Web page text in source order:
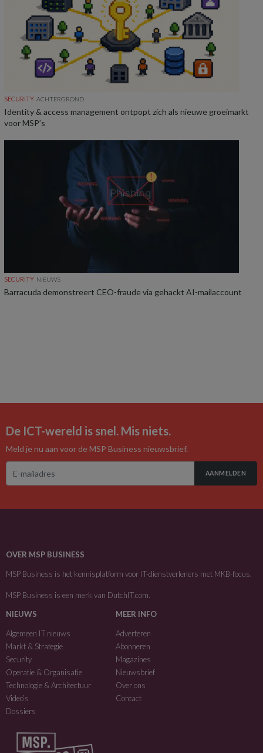
SECURITY ACHTERGROND
Identity & access management ontpopt zich als nieuwe groeimarkt
voor MSP’s
SECURITY NIEUWS
Barracuda demonstreert CEO-fraude via gehackt AI-mailaccount
De ICT-wereld is snel. Mis niets.
Meld je nu aan voor de MSP Business nieuwsbrief.
AANMELDEN
OVER MSP BUSINESS
MSP Business is het kennisplatform voor IT-dienstverleners met MKB-focus.
MSP Business is een merk van DutchIT.com.
NIEUWS
Algemeen IT nieuws
Markt & Strategie
Security
Operatie & Organisatie
Technologie & Architectuur
Video’s
Dossiers
MEER INFO
Adverteren
Abonneren
Magazines
Nieuwsbrief
Over ons
Contact